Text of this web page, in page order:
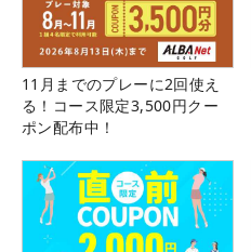
11月までのプレーに2回使え
る！コース限定3,500円クー
ポン配布中！